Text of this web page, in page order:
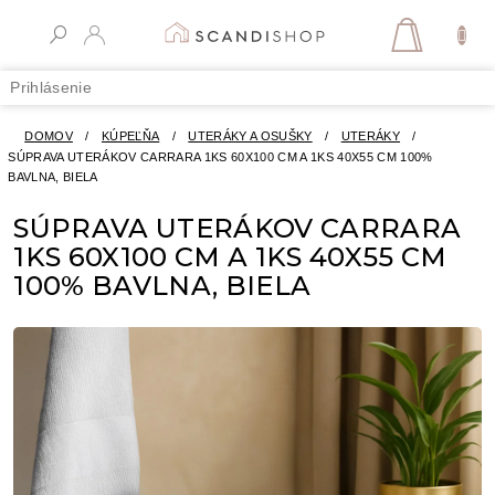
Prihlásenie
DOMOV / KÚPEĽŇA / UTERÁKY A OSUŠKY / UTERÁKY
/
SÚPRAVA UTERÁKOV CARRARA 1KS 60X100 CM A 1KS 40X55 CM 100%
BAVLNA, BIELA
SÚPRAVA UTERÁKOV CARRARA
1KS 60X100 CM A 1KS 40X55 CM
100% BAVLNA, BIELA